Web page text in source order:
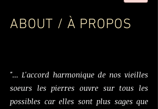
ABOUT / À PROPOS
"... L'accord harmonique de nos vieilles
soeurs les pierres ouvre sur tous les
possibles car elles sont plus sages que